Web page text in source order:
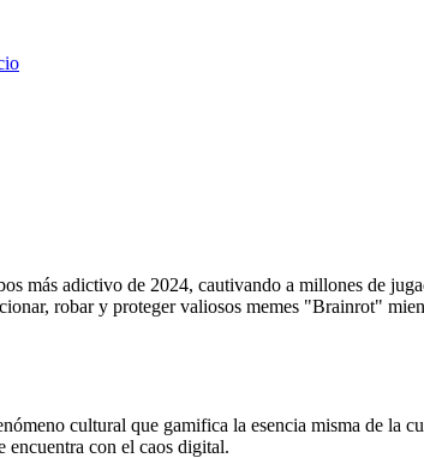
más adictivo de 2024, cautivando a millones de
robar y proteger valiosos memes "Brainrot"
cultural que gamifica la esencia misma de la
encuentra con el caos digital.